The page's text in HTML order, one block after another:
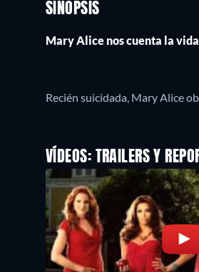
SINOPSIS
Mary Alice nos cuenta la
Recién suicidada, Mary Alice
VÍDEOS: TRAILERS Y